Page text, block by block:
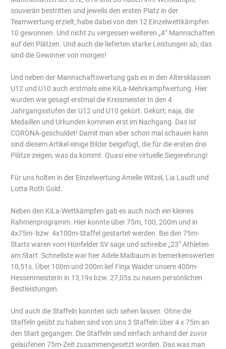
souverän bestritten und jeweils den ersten Platz in der
Teamwertung erzielt; habe dabei von den 12 Einzelwettkämpfen
10 gewonnen. Und nicht zu vergessen weiteren „4“ Mannschaften
auf den Plätzen. Und auch die lieferten starke Leistungen ab; das
sind die Gewinner von morgen!
Und neben der Mannschaftswertung gab es in den Altersklassen
U12 und U10 auch erstmals eine KiLa-Mehrkampfwertung. Hier
wurden wie gesagt erstmal die Kreismeister In den 4
Jahrgangsstufen der U12 und U10 gekürt. Gekürt; naja, die
Medaillen und Urkunden kommen erst im Nachgang. Das ist
CORONA-geschuldet! Damit man aber schon mal schauen kann
sind diesem Artikel einige Bilder beigefügt, die für die ersten drei
Plätze zeigen, was da kommt. Quasi eine virtuelle Siegerehrung!
Für uns holten in der Einzelwertung Amelie Witzel, Lia Laudt und
Lotta Roth Gold.
Neben den KiLa-Wettkämpfen gab es auch noch ein kleines
Rahmenprogramm. Hier konnte über 75m, 100, 200m und in
4x75m- bzw. 4x100m-Staffel gestartet werden. Bei den 75m-
Starts waren vom Hünfelder SV sage und schreibe „23“ Athleten
am Start. Schnellste war hier Adele Maibaum in bemerkenswerten
10,51s. Über 100m und 200m lief Finja Waider unsere 400m-
Hessenmeisterin in 13,19s bzw. 27,05s zu neuen persönlichen
Bestleistungen.
Und auch die Staffeln konnten sich sehen lassen. Ohne die
Staffeln geübt zu haben sind von uns 3 Staffeln über 4 x 75m an
den Start gegangen. Die Staffeln sind einfach anhand der zuvor
gelaufenen 75m-Zeit zusammengesetzt worden. Das was man